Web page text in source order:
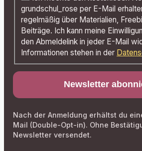
grundschul_rose per E-Mail
regelmäßig über Materialien,
Beiträge. Ich kann meine
den Abmeldelink in jeder E-Mail
Informationen stehen in der
Nach der Anmeldung erhältst du
Mail (Double-Opt-in). Ohne
Newsletter versendet.